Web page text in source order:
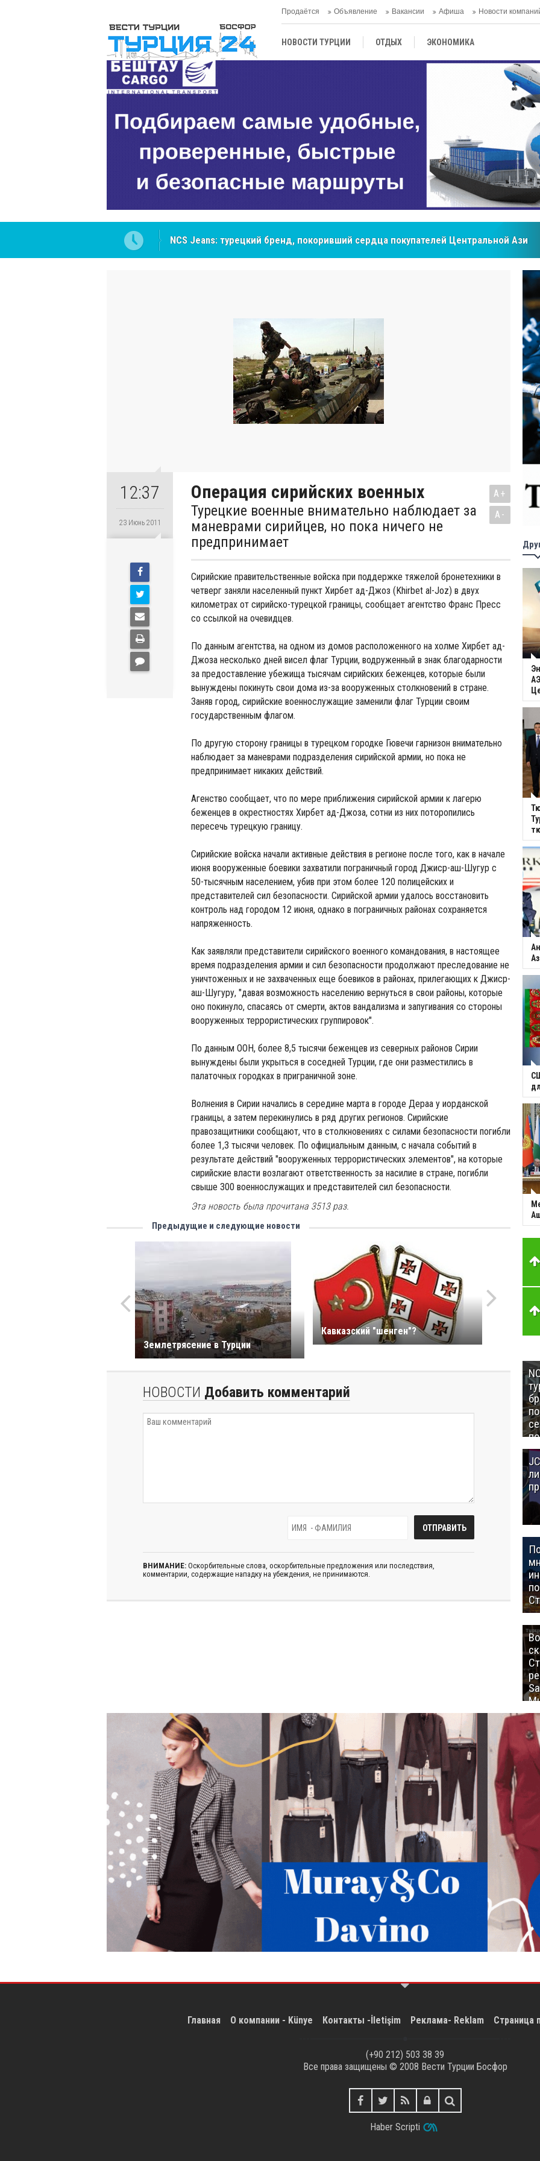
Продаётся Объявление Вакансии Афиша Новости
НОВОСТИ ТУРЦИИ ОТДЫХ ЭКОНОМИКА
ЦЕНТРАЛЬНАЯ АЗИЯ
Cottonhill покоряет мировые рынки
12:37
23 Июнь 2011
Операция сирийских военных
Турецкие военные внимательно наблюдает за
маневрами сирийцев, но пока ничего не
предпринимает
A+
A-
Сирийские правительственные войска при поддержке тяжелой бронетехники в
четверг заняли населенный пункт Хирбет ад-Джоз (Khirbet al-Joz) в двух
километрах от сирийско-турецкой границы, сообщает агентство Франс Пресс
со ссылкой на очевидцев.
По данным агентства, на одном из домов расположенного на холме Хирбет ад-
Джоза несколько дней висел флаг Турции, водруженный в знак благодарности
за предоставление убежища тысячам сирийских беженцев, которые были
вынуждены покинуть свои дома из-за вооруженных столкновений в стране.
Заняв город, сирийские военнослужащие заменили флаг Турции своим
государственным флагом.
По другую сторону границы в турецком городке Гювечи гарнизон внимательно
наблюдает за маневрами подразделения сирийской армии, но пока не
предпринимает никаких действий.
Агенство сообщает, что по мере приближения сирийской армии к лагерю
беженцев в окрестностях Хирбет ад-Джоза, сотни из них поторопились
пересечь турецкую границу.
Сирийские войска начали активные действия в регионе после того, как в начале
июня вооруженные боевики захватили пограничный город Джиср-аш-Шугур с
50-тысячным населением, убив при этом более 120 полицейских и
представителей сил безопасности. Сирийской армии удалось восстановить
контроль над городом 12 июня, однако в пограничных районах сохраняется
напряженность.
Как заявляли представители сирийского военного командования, в настоящее
время подразделения армии и сил безопасности продолжают преследование не
уничтоженных и не захваченных еще боевиков в районах, прилегающих к Джиср-
аш-Шугуру, "давая возможность населению вернуться в свои районы, которые
оно покинуло, спасаясь от смерти, актов вандализма и запугивания со стороны
вооруженных террористических группировок".
По данным ООН, более 8,5 тысячи беженцев из северных районов Сирии
вынуждены были укрыться в соседней Турции, где они разместились в
палаточных городках в приграничной зоне.
Волнения в Сирии начались в середине марта в городе Дераа у иорданской
границы, а затем перекинулись в ряд других регионов. Сирийские
правозащитники сообщают, что в столкновениях с силами безопасности погибли
более 1,3 тысячи человек. По официальным данным, с начала событий в
результате действий "вооруженных террористических элементов", на которые
сирийские власти возлагают ответственность за насилие в стране, погибли
свыше 300 военнослужащих и представителей сил безопасности.
Эта новость была прочитана 3513 раз.
Предыдущие и следующие новости
Землетрясение в Турции
Кавказский "шенген"?
НОВОСТИ Добавить комментарий
ВНИМАНИЕ: Оскорбительные слова, оскорбительные предложения или последствия,
комментарии, содержащие нападку на убеждения, не принимаются.
Главная О компании - Künye Контакты -İletişim Реклама- Reklam Страница
(+90 212) 503 38 39
Все права защищены © 2008 Вести Турции Босфор
Haber Scripti